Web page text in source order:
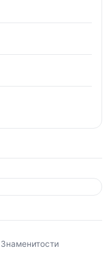
Знаменитости